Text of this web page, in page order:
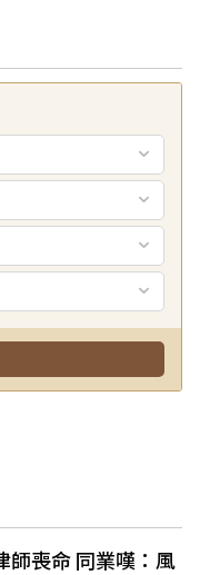
師喪命 同業嘆：風